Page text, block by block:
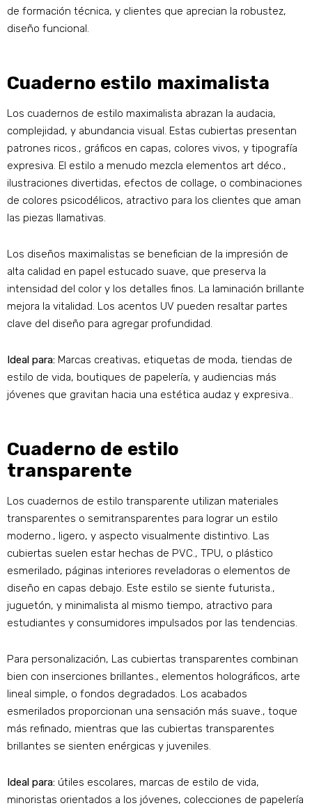
de formación técnica, y clientes que aprecian la robustez,
diseño funcional.
Cuaderno estilo maximalista
Los cuadernos de estilo maximalista abrazan la audacia,
complejidad, y abundancia visual. Estas cubiertas presentan
patrones ricos., gráficos en capas, colores vivos, y tipografía
expresiva. El estilo a menudo mezcla elementos art déco.,
ilustraciones divertidas, efectos de collage, o combinaciones
de colores psicodélicos, atractivo para los clientes que aman
las piezas llamativas.
Los diseños maximalistas se benefician de la impresión de
alta calidad en papel estucado suave, que preserva la
intensidad del color y los detalles finos. La laminación brillante
mejora la vitalidad. Los acentos UV pueden resaltar partes
clave del diseño para agregar profundidad.
Ideal para: Marcas creativas, etiquetas de moda, tiendas de
estilo de vida, boutiques de papelería, y audiencias más
jóvenes que gravitan hacia una estética audaz y expresiva..
Cuaderno de estilo
transparente
Los cuadernos de estilo transparente utilizan materiales
transparentes o semitransparentes para lograr un estilo
moderno., ligero, y aspecto visualmente distintivo. Las
cubiertas suelen estar hechas de PVC., TPU, o plástico
esmerilado, páginas interiores reveladoras o elementos de
diseño en capas debajo. Este estilo se siente futurista.,
juguetón, y minimalista al mismo tiempo, atractivo para
estudiantes y consumidores impulsados ​​por las tendencias.
Para personalización, Las cubiertas transparentes combinan
bien con inserciones brillantes., elementos holográficos, arte
lineal simple, o fondos degradados. Los acabados
esmerilados proporcionan una sensación más suave., toque
más refinado, mientras que las cubiertas transparentes
brillantes se sienten enérgicas y juveniles.
Ideal para: útiles escolares, marcas de estilo de vida,
minoristas orientados a los jóvenes, colecciones de papelería